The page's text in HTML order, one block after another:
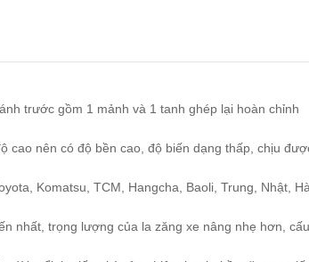
trước gồm 1 mảnh và 1 tanh ghép lại hoàn chỉnh
nên có độ bền cao, độ biến dạng thấp, chịu
Komatsu, TCM, Hangcha, Baoli, Trung, Nhật,
nhất, trọng lượng của la zăng xe nâng nhẹ hơn,